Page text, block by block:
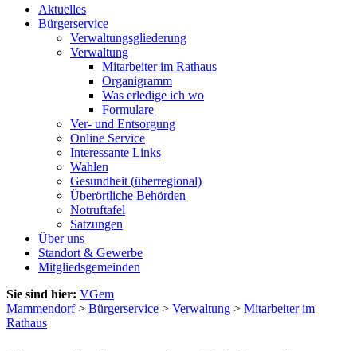
Aktuelles
Bürgerservice
Verwaltungsgliederung
Verwaltung
Mitarbeiter im Rathaus
Organigramm
Was erledige ich wo
Formulare
Ver- und Entsorgung
Online Service
Interessante Links
Wahlen
Gesundheit (überregional)
Überörtliche Behörden
Notruftafel
Satzungen
Über uns
Standort & Gewerbe
Mitgliedsgemeinden
Sie sind hier: VGem
Mammendorf> Bürgerservice > Verwaltung > Mitarbeiter im
Rathaus